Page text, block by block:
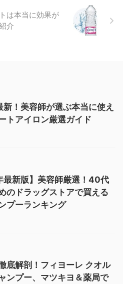
は本当に効果が
介
！美容師が選ぶ本当に使え
トアイロン厳選ガイド
最新版】美容師厳選！40代
のドラッグストアで買える
プーランキング
底解剖！フィヨーレ クオル
ンプー、マツキヨ＆薬局で